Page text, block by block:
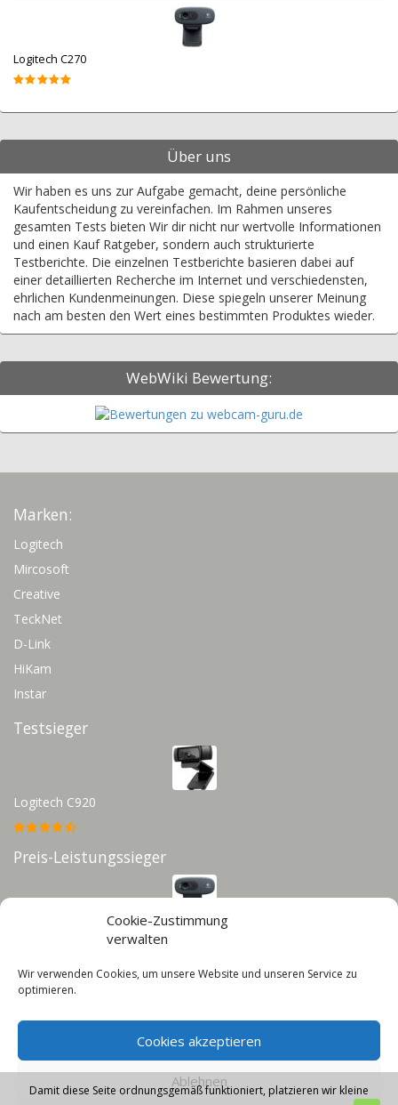
Cookie-Zustimmung
verwalten
Wir verwenden Cookies, um unsere Website und unseren Service zu
optimieren.
Cookies akzeptieren
Ablehnen
Logitech C270
Über uns
Wir haben es uns zur Aufgabe gemacht, deine persönliche
Kaufentscheidung zu vereinfachen. Im Rahmen unseres
gesamten Tests bieten Wir dir nicht nur wertvolle Informationen
und einen Kauf Ratgeber, sondern auch strukturierte
Testberichte. Die einzelnen Testberichte basieren dabei auf
einer detaillierten Recherche im Internet und verschiedensten,
ehrlichen Kundenmeinungen. Diese spiegeln unserer Meinung
nach am besten den Wert eines bestimmten Produktes wieder.
WebWiki Bewertung:
Marken:
Logitech
Mircosoft
Creative
TeckNet
D-Link
HiKam
Instar
Testsieger
Logitech C920
Preis-Leistungssieger
Infos
Cookie-Richtlinie (EU)
Damit diese Seite ordnungsgemäß funktioniert, platzieren wir kleine